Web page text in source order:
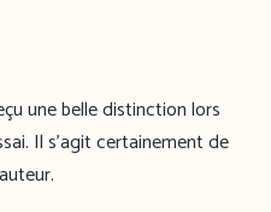
une belle distinction lors
Il s’agit certainement de